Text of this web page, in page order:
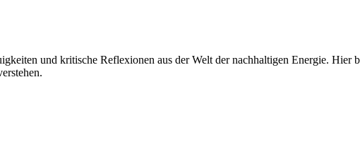
und kritische Reflexionen aus der Welt der nachhaltigen Energie.